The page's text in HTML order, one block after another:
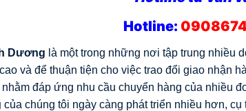
Hotline:
là một trong những nơi tập trung nhiều
và để thuận tiện cho việc trao đổi giao nhận
đáp ứng nhu cầu chuyển hàng của nhiều
của chúng tôi ngày càng phát triển nhiều hơn,